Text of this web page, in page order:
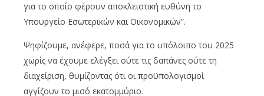
για το οποίο φέρουν αποκλειστική ευθύνη το
Υπουργείο Εσωτερικών και Οικονομικών”.
Ψηφίζουμε, ανέφερε, ποσά για το υπόλοιπο του 2025
χωρίς να έχουμε ελέγξει ούτε τις δαπάνες ούτε τη
διαχείριση, θυμίζοντας ότι οι προϋπολογισμοί
αγγίζουν το μισό εκατομμύριο.